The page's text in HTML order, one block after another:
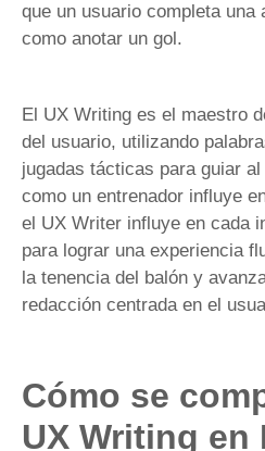
que un usuario completa una
como anotar un gol.
El UX Writing es el maestro
del usuario, utilizando
jugadas tácticas para guiar
como un entrenador influye
el UX Writer influye en cada
para lograr una experiencia
la tenencia del balón y
redacción centrada en el
Cómo se
UX Writing en